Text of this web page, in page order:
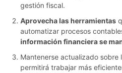
gestión fiscal.
Aprovecha las herramientas
automatizar procesos
información financiera se
Mantenerse actualizado sobre
permitirá trabajar más